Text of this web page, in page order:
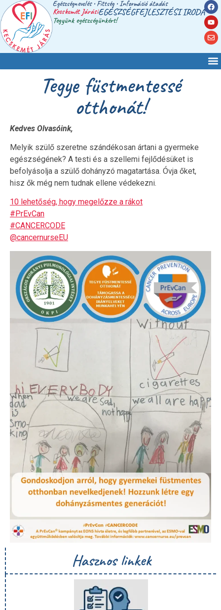
Egészségnevelés • Fittség • Információ átadás
Kecskemét JárásiEGÉSZSÉGFEJLESZTÉSI IRODA
Tegyünk egészségünkért!
Tegye füstmentessé
otthonát!
Kedves Olvasóink,
Melyik szülő szeretne szándékosan ártani a gyermeke
egészségének? A testi és a szellemi fejlődésüket is
befolyásolja a szülő dohányzó magatartása. Óvja őket,
hisz ők még nem tudnak ellene védekezni.
10 lehetőség, hogy megelőzze a rákot
#PrEvCan
#CANCERCODE
@cancernurseEU
Hasznos linkek